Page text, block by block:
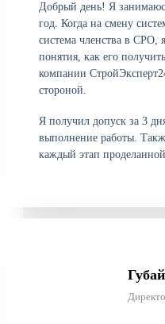
Добрый день! Я
год. Когда на смену
система членства в СРО,
понятия, как его
компании
стороной.
Я получил допуск за 3
выполнение работы.
каждый этап